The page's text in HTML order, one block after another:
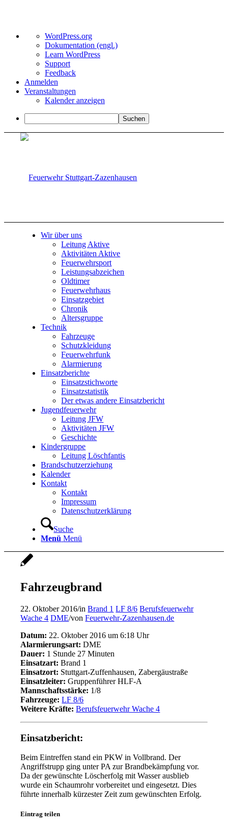
Über
WordPress
WordPress.org
Dokumentation (engl.)
Learn WordPress
Support
Feedback
Anmelden
Veranstaltungen
Kalender anzeigen
Suchen
Wir über uns
Leitung Aktive
Aktivitäten Aktive
Feuerwehrsport
Leistungsabzeichen
Oldtimer
Feuerwehrhaus
Einsatzgebiet
Chronik
Altersgruppe
Technik
Fahrzeuge
Schutzkleidung
Feuerwehrfunk
Alarmierung
Einsatzberichte
Einsatzstichworte
Einsatzstatistik
Der etwas andere Einsatzbericht
Jugendfeuerwehr
Leitung JFW
Aktivitäten JFW
Geschichte
Kindergruppe
Leitung Löschfantis
Brandschutzerziehung
Kalender
Kontakt
Kontakt
Impressum
Datenschutzerklärung
Suche
Menü Menü
Fahrzeugbrand
22. Oktober 2016/inBrand 1 LF 8/6 Berufsfeuerwehr
Wache 4 DME/vonFeuerwehr-Zazenhausen.de
Datum: 22. Oktober 2016 um 6:18 Uhr
Alarmierungsart: DME
Dauer: 1 Stunde 27 Minuten
Einsatzart: Brand 1
Einsatzort: Stuttgart-Zuffenhausen, Zabergäustraße
Einsatzleiter: Gruppenführer HLF-A
Mannschaftsstärke: 1/8
Fahrzeuge: LF 8/6
Weitere Kräfte: Berufsfeuerwehr Wache 4
Einsatzbericht:
Beim Eintreffen stand ein PKW in Vollbrand. Der
Angriffstrupp ging unter PA zur Brandbekämpfung vor.
Da der gewünschte Löscherfolg mit Wasser ausblieb
wurde ein Schaumrohr vorbereitet und eingesetzt. Dies
führte innerhalb kürzester Zeit zum gewünschten Erfolg.
Eintrag teilen